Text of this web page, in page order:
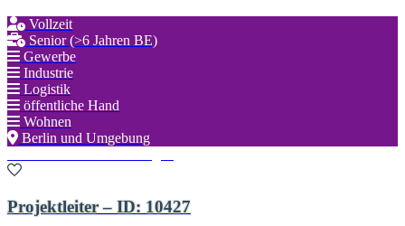
Vollzeit
Senior (>6 Jahren BE)
Gewerbe
Industrie
Logistik
öffentliche Hand
Wohnen
Berlin und Umgebung
Projektleiter – ID: 10427